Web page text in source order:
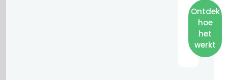
Ontdek
hoe
het
werkt